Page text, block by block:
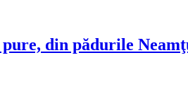
din pădurile